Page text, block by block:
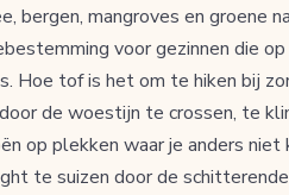
bergen, mangroves en groene
voor gezinnen die
Hoe tof is het om te hiken bij
de woestijn te crossen, te
op plekken waar je anders
te suizen door de